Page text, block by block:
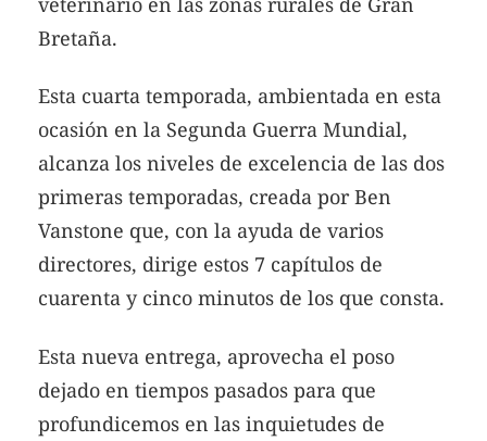
Bretaña.
Esta cuarta temporada, ambientada en esta
ocasión en la Segunda Guerra Mundial,
alcanza los niveles de excelencia de las dos
primeras temporadas, creada por Ben
Vanstone que, con la ayuda de varios
directores, dirige estos 7 capítulos de
cuarenta y cinco minutos de los que consta.
Esta nueva entrega, aprovecha el poso
dejado en tiempos pasados para que
profundicemos en las inquietudes de